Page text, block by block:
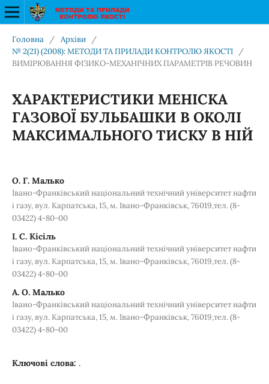
Головна / Архіви
/
№ 2(21) (2008): МЕТОДИ ТА ПРИЛАДИ КОНТРОЛЮ ЯКОСТІ
/
ВИМІРЮВАННЯ ФІЗИКО-МЕХАНІЧНИХ ПАРАМЕТРІВ РЕЧОВИН
ХАРАКТЕРИСТИКИ МЕНІСКА
ГАЗОВОЇ БУЛЬБАШКИ В ОКОЛІ
МАКСИМАЛЬНОГО ТИСКУ В НІЙ
О. Г. Малько
Івано-Франківський національний технічний університет нафти
і газу, вул. Карпатська, 15, м. Івано-Франківськ, 76019,тел. (8-
03422) 4-80-00
І. С. Кісіль
Івано-Франківський національний технічний університет нафти
і газу, вул. Карпатська, 15, м. Івано-Франківськ, 76019,тел. (8-
03422) 4-80-00
А. О. Малько
Івано-Франківський національний технічний університет нафти
і газу, вул. Карпатська, 15, м. Івано-Франківськ, 76019,тел. (8-
03422) 4-80-00
Ключові слова: .